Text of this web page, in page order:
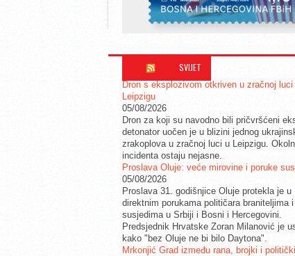
SVIJET
Dron s eksplozivom otkriven u zračnoj luci
Leipzigu
05/08/2026
Dron za koji su navodno bili pričvršćeni
detonator uočen je u blizini jednog
zrakoplova u zračnoj luci u Leipzigu.
incidenta ostaju nejasne.
Proslava Oluje: veće mirovine i poruke
05/08/2026
Proslava 31. godišnjice Oluje protekla je u
direktnim porukama političara braniteljima i
susjedima u Srbiji i Bosni i Hercegovini.
Predsjednik Hrvatske Zoran Milanović je
kako "bez Oluje ne bi bilo Daytona".
Mrkonjić Grad između rana, brojki i